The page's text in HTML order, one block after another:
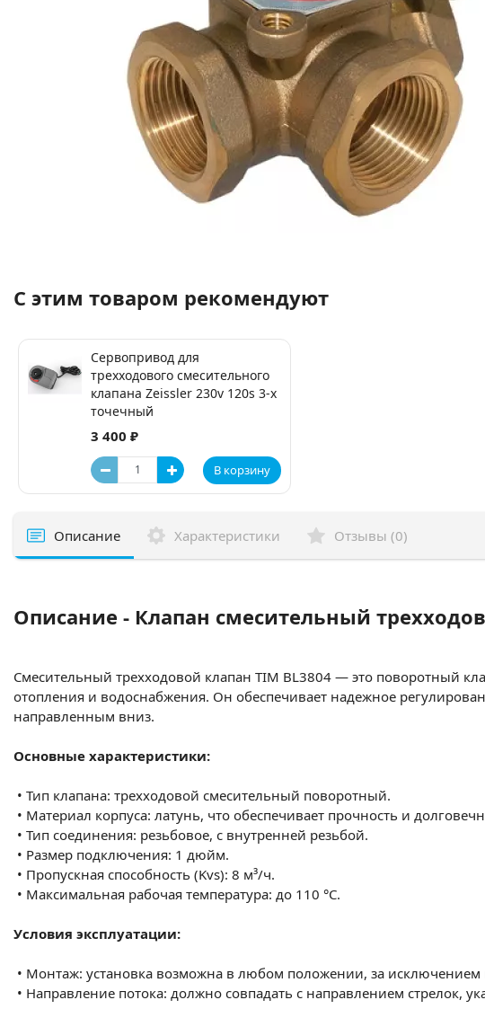
С этим товаром рекомендуют
Сервопривод для
трехходового смесительного
клапана Zeissler 230v 120s 3-х
точечный
3 400 ₽
В корзину
Описание Характеристики Отзывы (0)
Описание - Клапан смесительный
Смесительный трехходовой клапан TIM BL3804 — это поворотный
отопления и водоснабжения. Он обеспечивает надежное
направленным вниз.
Основные характеристики:
• Тип клапана: трехходовой смесительный поворотный.
• Материал корпуса: латунь, что обеспечивает прочность и
• Тип соединения: резьбовое, с внутренней резьбой.
• Размер подключения: 1 дюйм.
• Пропускная способность (Kvs): 8 м³/ч.
• Максимальная рабочая температура: до 110 °С.
Условия эксплуатации:
• Монтаж: установка возможна в любом положении, за
• Направление потока: должно совпадать с направлением стрелок,